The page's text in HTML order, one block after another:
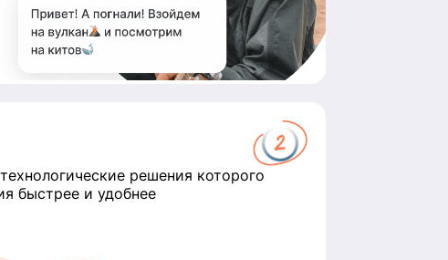
решения которого
быстрее и удобнее